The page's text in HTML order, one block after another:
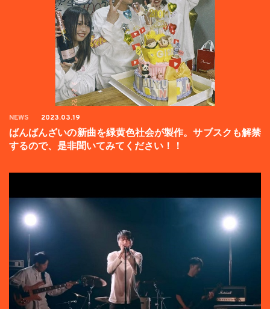
NEWS 2023.03.19
ばんばんざいの新曲を緑黄色社会が製作。サブスクも解禁
するので、是非聞いてみてください！！